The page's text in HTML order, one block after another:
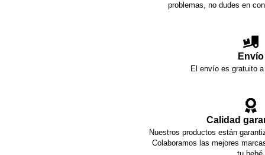
problemas, no dudes en
Envío
El envío es gratuito
Calidad
Nuestros productos están
Colaboramos las mejores